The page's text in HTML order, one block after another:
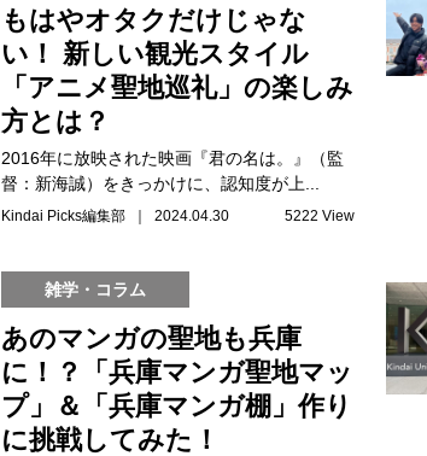
もはやオタクだけじゃな
い！ 新しい観光スタイル
「アニメ聖地巡礼」の楽しみ
方とは？
2016年に放映された映画『君の名は。』（監
督：新海誠）をきっかけに、認知度が上...
Kindai Picks編集部 ｜ 2024.04.30 5222 View
雑学・コラム
あのマンガの聖地も兵庫
に！？「兵庫マンガ聖地マッ
プ」＆「兵庫マンガ棚」作り
に挑戦してみた！